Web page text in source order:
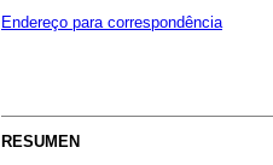
Endereço para correspondência
RESUMEN